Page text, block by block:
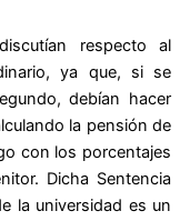
respecto al
ya que, si se
debían hacer
la pensión de
con los porcentajes
Dicha Sentencia
la universidad es un